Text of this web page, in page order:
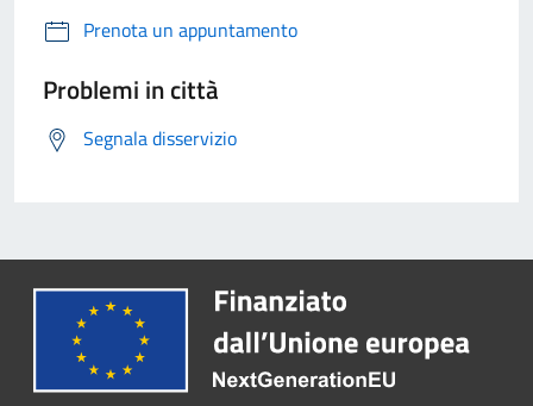
Prenota un appuntamento
Problemi in città
Segnala disservizio